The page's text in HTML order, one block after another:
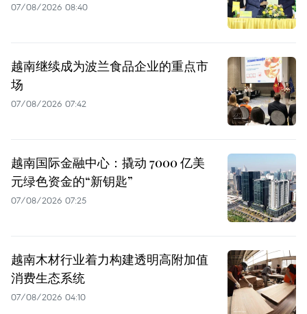
07/08/2026 08:40
越南继续成为波兰食品企业的重点市
场
07/08/2026 07:42
越南国际金融中心：撬动 7000 亿美
元绿色资金的“新钥匙”
07/08/2026 07:25
越南木材行业着力构建透明高附加值
消费生态系统
07/08/2026 04:10